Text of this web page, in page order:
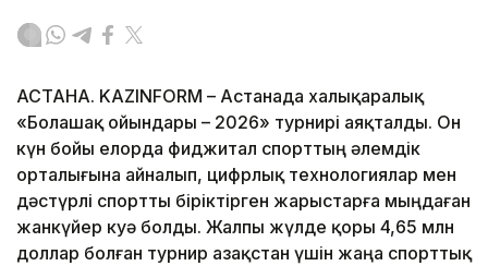
АСТАНА. KAZINFORM – Астанада халықаралық
«Болашақ ойындары – 2026» турнирі аяқталды. Он
күн бойы елорда фиджитал спорттың әлемдік
орталығына айналып, цифрлық технологиялар мен
дәстүрлі спортты біріктірген жарыстарға мыңдаған
жанкүйер куә болды. Жалпы жүлде қоры 4,65 млн
доллар болған турнир Қазақстан үшін жаңа спорттық